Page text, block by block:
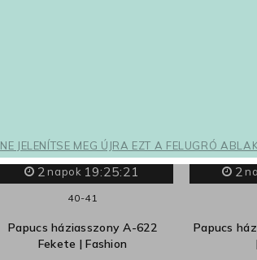
2 napok 19:25:20
40-41
Papucs háziasszony A-622
Fekete | Fashion
2
Papucs
NE JELENÍTSE MEG ÚJRA EZT A FELUGRÓ